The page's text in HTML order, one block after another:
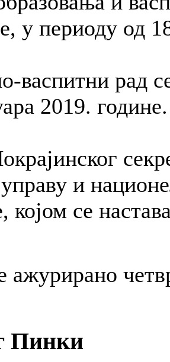
у периоду од
васпитни рад
2019. године.
и
којом се
ажурирано
Пинки